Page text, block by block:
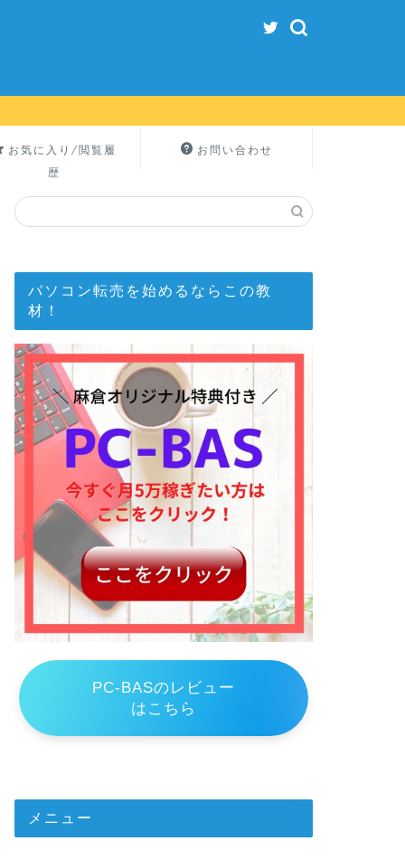
お気に入り/閲覧履
歴
お問い合わせ
パソコン転売を始めるならこの教
材！
PC-BASのレビュー
はこちら
メニュー